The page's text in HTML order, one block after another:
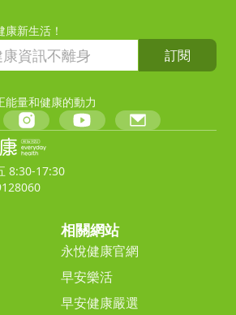
新生活！
訂閱
能量和健康的動力
8:30-17:30
相關網站
永悅健康官網
早安樂活
早安健康嚴選